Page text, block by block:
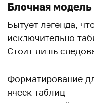
Блочная модель
Бытует легенда,
исключительно
Стоит лишь
Форматирование
ячеек таблиц